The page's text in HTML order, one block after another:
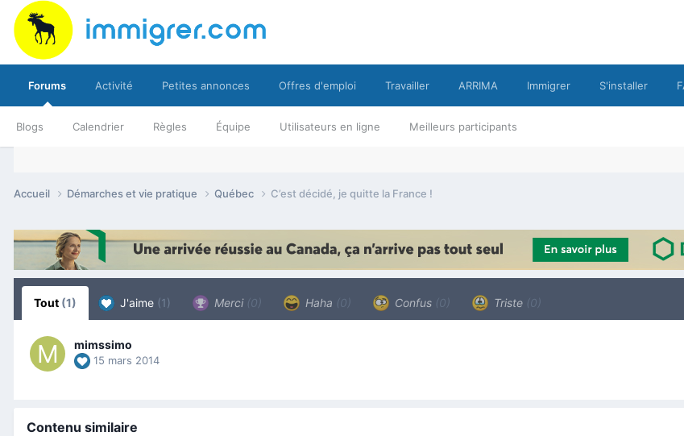
Forums
Blogs Calendrier Règles Équipe Utilisateurs en ligne Meilleurs participants
Activité Petites annonces Offres d'emploi Travailler ARRIMA Immigrer S'installer
Accueil Démarches et vie pratique Québec C’est décidé, je quitte la France !
Tout (1) J'aime (1) Merci (0) Haha (0) Confus (0) Triste (0)
mimssimo
15 mars 2014
Contenu similaire